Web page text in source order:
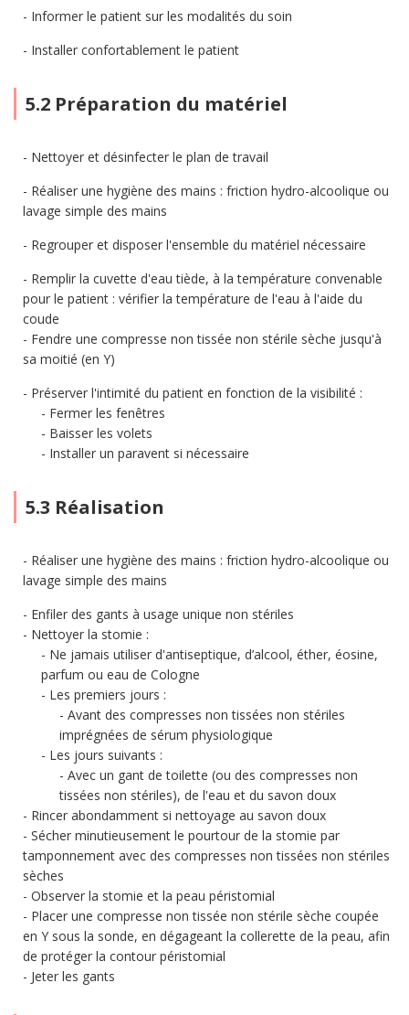
Informer le patient sur les modalités du soin
Installer confortablement le patient
5.2 Préparation du matériel
Nettoyer et désinfecter le plan de travail
Réaliser une hygiène des mains : friction hydro-alcoolique ou
lavage simple des mains
Regrouper et disposer l'ensemble du matériel nécessaire
Remplir la cuvette d'eau tiède, à la température convenable
pour le patient : vérifier la température de l'eau à l'aide du
coude
Fendre une compresse non tissée non stérile sèche jusqu'à
sa moitié (en Y)
Préserver l'intimité du patient en fonction de la visibilité :
Fermer les fenêtres
Baisser les volets
Installer un paravent si nécessaire
5.3 Réalisation
Réaliser une hygiène des mains : friction hydro-alcoolique ou
lavage simple des mains
Enfiler des gants à usage unique non stériles
Nettoyer la stomie :
Ne jamais utiliser d'antiseptique, d’alcool, éther, éosine,
parfum ou eau de Cologne
Les premiers jours :
Avant des compresses non tissées non stériles
imprégnées de sérum physiologique
Les jours suivants :
Avec un gant de toilette (ou des compresses non
tissées non stériles), de l'eau et du savon doux
Rincer abondamment si nettoyage au savon doux
Sécher minutieusement le pourtour de la stomie par
tamponnement avec des compresses non tissées non stériles
sèches
Observer la stomie et la peau péristomial
Placer une compresse non tissée non stérile sèche coupée
en Y sous la sonde, en dégageant la collerette de la peau, afin
de protéger la contour péristomial
Jeter les gants